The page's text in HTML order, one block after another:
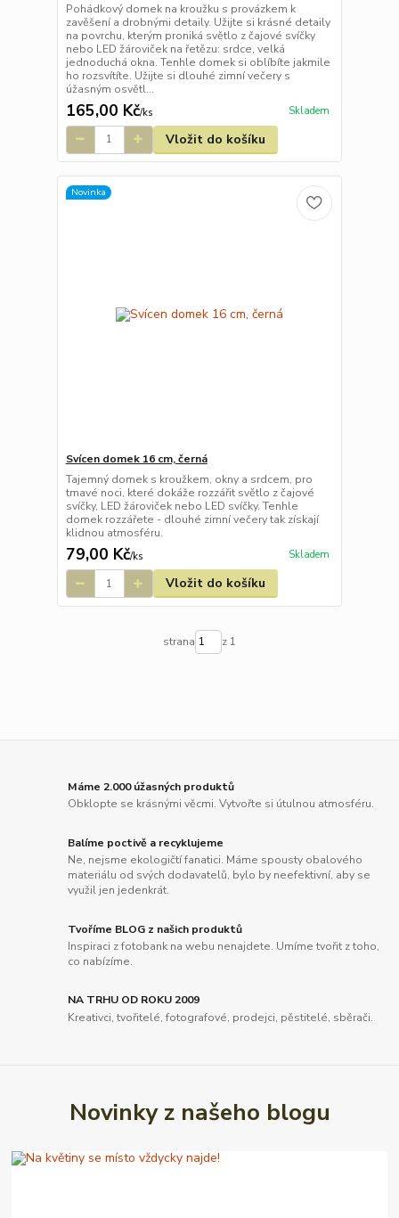
Pohádkový domek na kroužku s provázkem k
zavěšení a drobnými detaily. Užijte si krásné detaily
na povrchu, kterým proniká světlo z čajové svíčky
nebo LED žároviček na řetězu: srdce, velká
jednoduchá okna. Tenhle domek si oblíbíte jakmile
ho rozsvítíte. Užijte si dlouhé zimní večery s
úžasným osvětl...
165,00 Kč/ks Skladem
Vložit do košíku
Novinka
Svícen domek 16 cm, černá
Tajemný domek s kroužkem, okny a srdcem, pro
tmavé noci, které dokáže rozzářit světlo z čajové
svíčky, LED žároviček nebo LED svíčky. Tenhle
domek rozzářete - dlouhé zimní večery tak získají
klidnou atmosféru.
79,00 Kč/ks Skladem
Vložit do košíku
strana z 1
Máme 2.000 úžasných produktů
Obklopte se krásnými věcmi. Vytvořte si útulnou atmosféru.
Balíme poctivě a recyklujeme
Ne, nejsme ekologičtí fanatici. Máme spousty obalového
materiálu od svých dodavatelů, bylo by neefektivní, aby se
využil jen jedenkrát.
Tvoříme BLOG z našich produktů
Inspiraci z fotobank na webu nenajdete. Umíme tvořit z toho,
co nabízíme.
NA TRHU OD ROKU 2009
Kreativci, tvořitelé, fotografové, prodejci, pěstitelé, sběrači.
Novinky z našeho blogu